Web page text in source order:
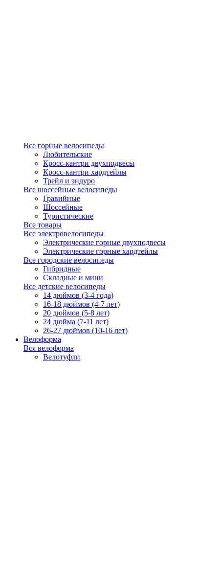
Все горные велосипеды
Любительские
Кросс-кантри двухподвесы
Кросс-кантри хардтейлы
Трейл и эндуро
Все шоссейные велосипеды
Гравийные
Шоссейные
Туристические
Все товары
Все электровелосипеды
Электрические горные двухподвесы
Электрические горные хардтейлы
Все городские велосипеды
Гибридные
Складные и мини
Все детские велосипеды
14 дюймов (3-4 года)
16-18 дюймов (4-7 лет)
20 дюймов (5-8 лет)
24 дюйма (7-11 лет)
26-27 дюймов (10-16 лет)
Велоформа
Вся велоформа
Велотуфли